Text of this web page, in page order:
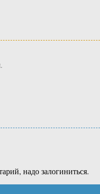
надо залогиниться.